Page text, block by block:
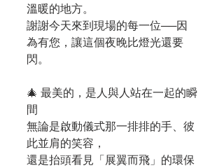
溫暖的地方。
謝謝今天來到現場的每一位──因
為有您，讓這個夜晚比燈光還要
閃。
🎄 最美的，是人與人站在一起的瞬
間
無論是啟動儀式那一排排的手、彼
此並肩的笑容，
還是抬頭看見「展翼而飛」的環保